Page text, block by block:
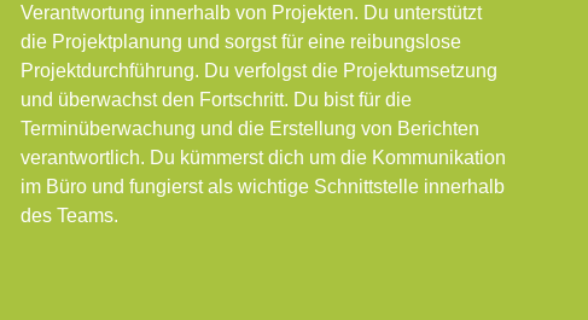
Verantwortung innerhalb von Projekten. Du unterstützt
die Projektplanung und sorgst für eine reibungslose
Projektdurchführung. Du verfolgst die Projektumsetzung
und überwachst den Fortschritt. Du bist für die
Terminüberwachung und die Erstellung von Berichten
verantwortlich. Du kümmerst dich um die Kommunikation
im Büro und fungierst als wichtige Schnittstelle innerhalb
des Teams.